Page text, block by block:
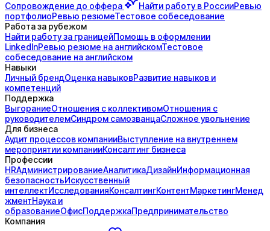
Сопровождение до оффера Найти работу в РоссииРевью
портфолиоРевью резюмеТестовое собеседование
Работа за рубежом
Найти работу за границейПомощь в оформлении
LinkedInРевью резюме на английскомТестовое
собеседование на английском
Навыки
Личный брендОценка навыковРазвитие навыков и
компетенций
Поддержка
ВыгораниеОтношения с коллективомОтношения с
руководителемСиндром самозванцаСложное увольнение
Для бизнеса
Аудит процессов компанииВыступление на внутреннем
мероприятии компанииКонсалтинг бизнеса
Профессии
HRАдминистрированиеАналитикаДизайнИнформационная
безопасностьИскусственный
интеллектИсследованияКонсалтингКонтентМаркетингМенед
жментНаука и
образованиеОфисПоддержкаПредпринимательство
Компания